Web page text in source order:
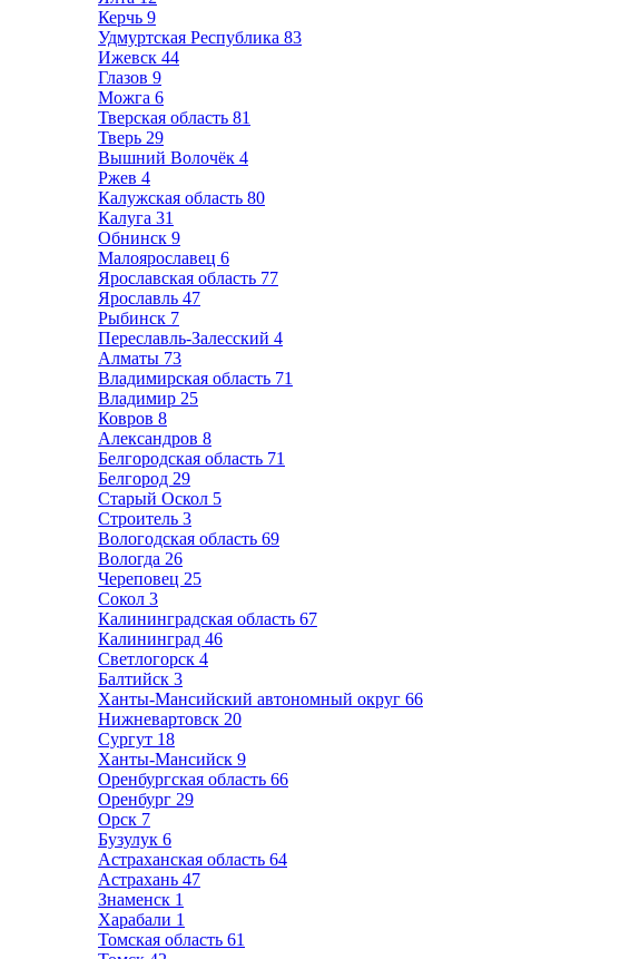
Керчь 9
Удмуртская Республика 83
Ижевск 44
Глазов 9
Можга 6
Тверская область 81
Тверь 29
Вышний Волочёк 4
Ржев 4
Калужская область 80
Калуга 31
Обнинск 9
Малоярославец 6
Ярославская область 77
Ярославль 47
Рыбинск 7
Переславль-Залесский 4
Алматы 73
Владимирская область 71
Владимир 25
Ковров 8
Александров 8
Белгородская область 71
Белгород 29
Старый Оскол 5
Строитель 3
Вологодская область 69
Вологда 26
Череповец 25
Сокол 3
Калининградская область 67
Калининград 46
Светлогорск 4
Балтийск 3
Ханты-Мансийский автономный округ 66
Нижневартовск 20
Сургут 18
Ханты-Мансийск 9
Оренбургская область 66
Оренбург 29
Орск 7
Бузулук 6
Астраханская область 64
Астрахань 47
Знаменск 1
Харабали 1
Томская область 61